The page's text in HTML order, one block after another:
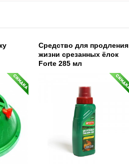
Средство для продления
жизни срезанных ёлок
Forte 285 мл